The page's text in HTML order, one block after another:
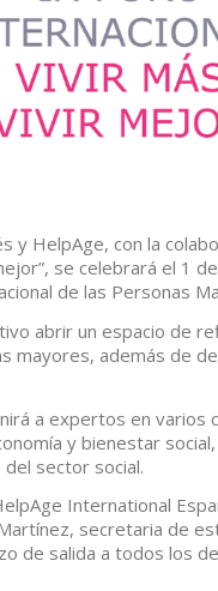
HelpAge, con la
se celebrará el 1
de las Personas
abrir un espacio de
mayores, además de
a expertos en varios
y bienestar
sector social.
International
secretaria de
de salida a todos los